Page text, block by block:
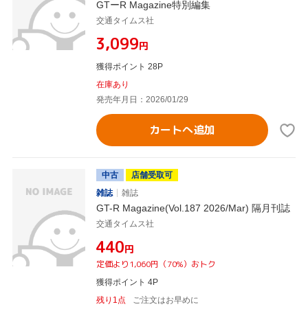
GTーR Magazine特別編集
交通タイムス社
¥3,099円
獲得ポイント 28P
在庫あり
発売年月日：2026/01/29
カートへ追加
中古
店舗受取可
雑誌
雑誌
GT-R Magazine(Vol.187 2026/Mar) 隔月刊誌
交通タイムス社
¥440円
定価より1,060円（70%）おトク
獲得ポイント 4P
残り1点
ご注文はお早めに